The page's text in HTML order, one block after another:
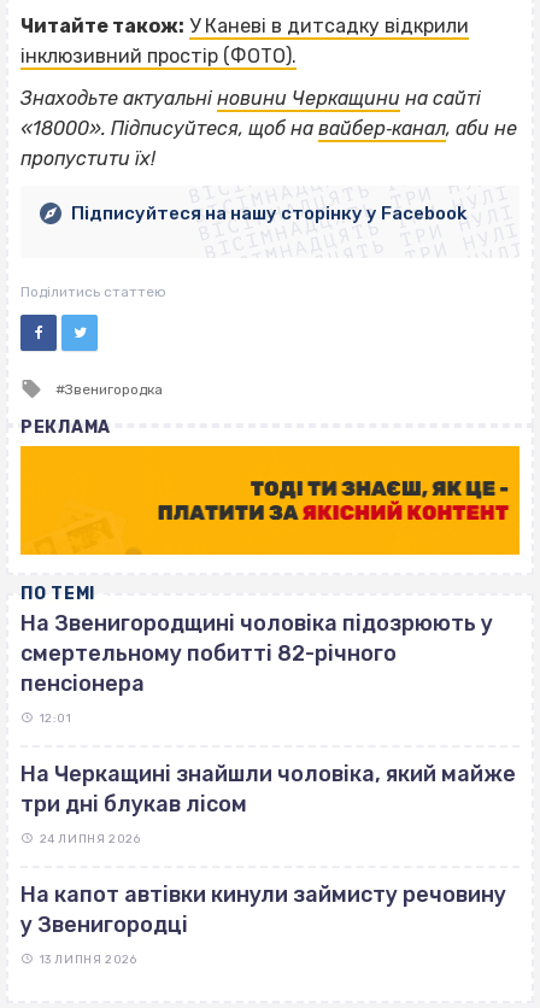
Читайте також: У Каневі в дитсадку відкрили
інклюзивний простір (ФОТО).
Знаходьте актуальні новини Черкащини на сайті
«18000». Підписуйтеся, щоб на вайбер‐канал, аби не
пропустити їх!
ВІСІМНАДЦЯТЬ ТРИ НУЛІ
ВІСІМНАДЦЯТЬ ТРИ НУЛІ
ВІСІМНАДЦЯТЬ ТРИ НУЛІ
ВІСІМНАДЦЯТЬ ТРИ НУЛІ
ВІСІМНАДЦЯТЬ ТРИ НУЛІ
ВІСІМНАДЦЯТЬ ТРИ НУЛІ
ВІСІМНАДЦЯТЬ ТРИ НУЛІ
ВІСІМНАДЦЯТЬ ТРИ НУЛІ
Підписуйтеся на нашу сторінку у Facebook
Поділитись статтею
Tagged
Звенигородка
РЕКЛАМА
ПО ТЕМІ
На Звенигородщині чоловіка підозрюють у
смертельному побитті 82-річного
пенсіонера
12:01
На Черкащині знайшли чоловіка, який майже
три дні блукав лісом
24 ЛИПНЯ 2026
На капот автівки кинули займисту речовину
у Звенигородці
13 ЛИПНЯ 2026